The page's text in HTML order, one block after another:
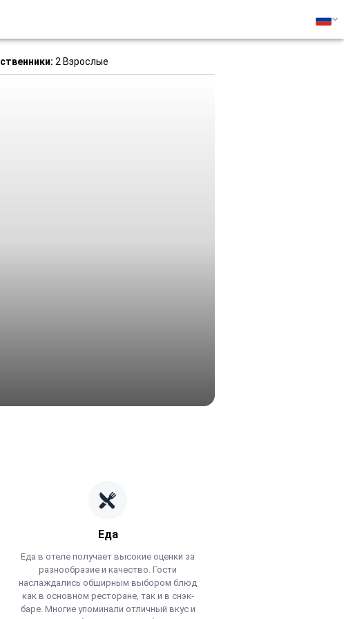
2 Взрослые
Еда
Еда в отеле получает высокие оценки за
разнообразие и качество. Гости
наслаждались обширным выбором блюд
как в основном ресторане, так и в снэк-
баре. Многие упоминали отличный вкус и